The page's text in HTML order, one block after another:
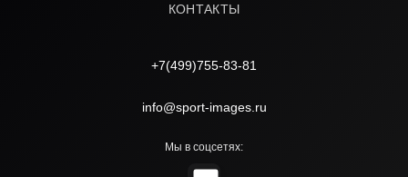
КОНТАКТЫ
+7(499)755-83-81
info@sport-images.ru
Мы в соцсетях: